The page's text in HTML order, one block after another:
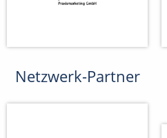
Netzwerk-Partner